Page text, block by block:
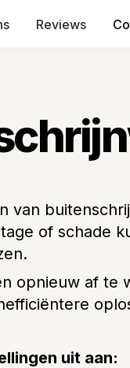
Reviews
van
of schade
opnieuw af te
uit aan: